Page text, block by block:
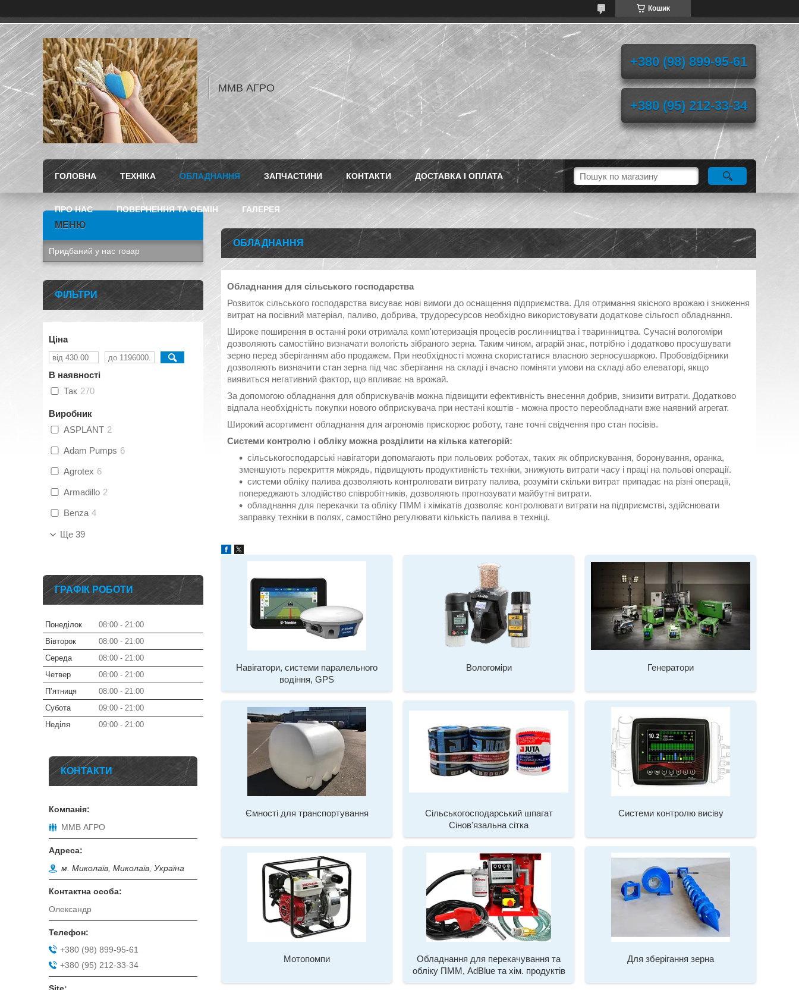
Кошик
ММВ АГРО
+380 (98) 899-95-61
+380 (95) 212-33-34
ГОЛОВНА ТЕХНІКА ОБЛАДНАННЯ ЗАПЧАСТИНИ КОНТАКТИ ДОСТАВКА І ОПЛАТА
ПРО НАС ПОВЕРНЕННЯ ТА ОБМІН ГАЛЕРЕЯ
ОБЛАДНАННЯ
Обладнання для сільського господарства
Розвиток сільського господарства висуває нові вимоги до оснащення підприємства. Для отримання якісного врожаю і зниження
витрат на посівний матеріал, паливо, добрива, трудоресурсов необхідно використовувати додаткове сільгосп обладнання.
Широке поширення в останні роки отримала комп'ютеризація процесів рослинництва і тваринництва. Сучасні вологоміри
дозволяють самостійно визначати вологість зібраного зерна. Таким чином, аграрій знає, потрібно і додатково просушувати
зерно перед зберіганням або продажем. При необхідності можна скористатися власною зерносушаркою. Пробовідбірники
дозволяють визначити стан зерна під час зберігання на складі і вчасно поміняти умови на складі або елеваторі, якщо
виявиться негативний фактор, що впливає на врожай.
За допомогою обладнання для обприскувачів можна підвищити ефективність внесення добрив, знизити витрати. Додатково
відпала необхідність покупки нового обприскувача при нестачі коштів - можна просто переобладнати вже наявний агрегат.
Широкий асортимент обладнання для агрономів прискорює роботу, тане точні свідчення про стан посівів.
Системи контролю і обліку можна розділити на кілька категорій:
сільськогосподарські навігатори допомагають при польових роботах, таких як обприскування, боронування, оранка,
зменшують перекриття міжрядь, підвищують продуктивність техніки, знижують витрати часу і праці на польові операції.
системи обліку палива дозволяють контролювати витрату палива, розуміти скільки витрат припадає на різні операції,
попереджають злодійство співробітників, дозволяють прогнозувати майбутні витрати.
обладнання для перекачки та обліку ПММ і хімікатів дозволяє контролювати витрати на підприємстві, здійснювати
заправку техніки в полях, самостійно регулювати кількість палива в техніці.
Навігатори, системи паралельного
водіння, GPS
Вологоміри Генератори
Ємності для транспортування
Сільськогосподарський шпагат
Сінов'язальна сітка
Системи контролю висіву
Мотопомпи
Обладнання для перекачування та
обліку ПММ, AdBlue та хім. продуктів
Для зберігання зерна
Придбаний у нас товар
ФІЛЬТРИ
Ціна
В наявності
Так 270
Виробник
ASPLANT 2
Adam Pumps 6
Agrotex 6
Armadillo 2
Benza 4
Ще 39
ГРАФІК РОБОТИ
Понеділок 08:00
21:00
Вівторок
08:00
21:00
Середа
08:00
21:00
Четвер
08:00
21:00
Пʼятниця
08:00
21:00
Субота
09:00
21:00
Неділя
09:00 21:00
КОНТАКТИ
ММВ АГРО
м. Миколаїв, Миколаїв, Україна
Олександр
+380 (98) 899-95-61
+380 (95) 212-33-34